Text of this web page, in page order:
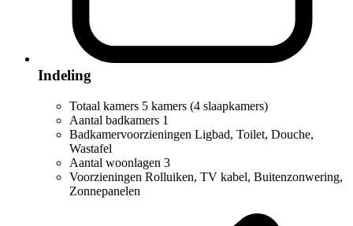
Indeling
Totaal kamers 5 kamers (4 slaapkamers)
Aantal badkamers 1
Badkamervoorzieningen Ligbad, Toilet, Douche,
Wastafel
Aantal woonlagen 3
Voorzieningen Rolluiken, TV kabel, Buitenzonwering,
Zonnepanelen